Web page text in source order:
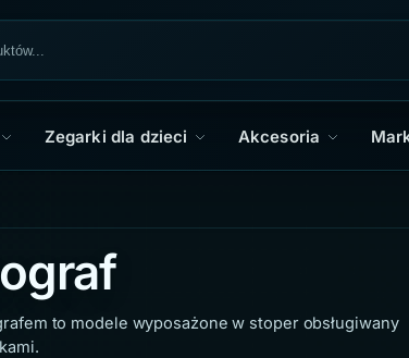
Zegarki dla dzieci Akcesoria
to modele wyposażone w stoper obsługiwany